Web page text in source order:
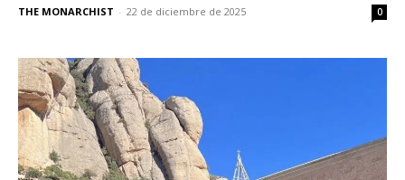
THE MONARCHIST - 22 de diciembre de 2025 0